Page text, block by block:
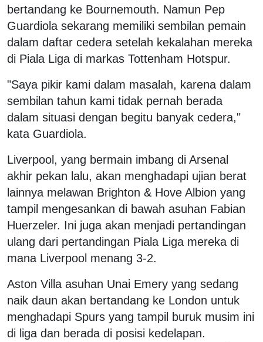
bertandang ke Bournemouth. Namun Pep
Guardiola sekarang memiliki sembilan pemain
dalam daftar cedera setelah kekalahan mereka
di Piala Liga di markas Tottenham Hotspur.
"Saya pikir kami dalam masalah, karena dalam
sembilan tahun kami tidak pernah berada
dalam situasi dengan begitu banyak cedera,"
kata Guardiola.
Liverpool, yang bermain imbang di Arsenal
akhir pekan lalu, akan menghadapi ujian berat
lainnya melawan Brighton & Hove Albion yang
tampil mengesankan di bawah asuhan Fabian
Huerzeler. Ini juga akan menjadi pertandingan
ulang dari pertandingan Piala Liga mereka di
mana Liverpool menang 3-2.
Aston Villa asuhan Unai Emery yang sedang
naik daun akan bertandang ke London untuk
menghadapi Spurs yang tampil buruk musim ini
di liga dan berada di posisi kedelapan.